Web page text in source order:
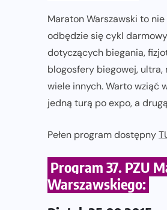
Maraton Warszawski to
odbędzie się cykl
dotyczących biegania,
blogosfery biegowej, ultra,
wiele innych. Warto wziąć
jedną turą po expo, a
Pełen program dostępny
Program 37. PZU
Warszawskiego: